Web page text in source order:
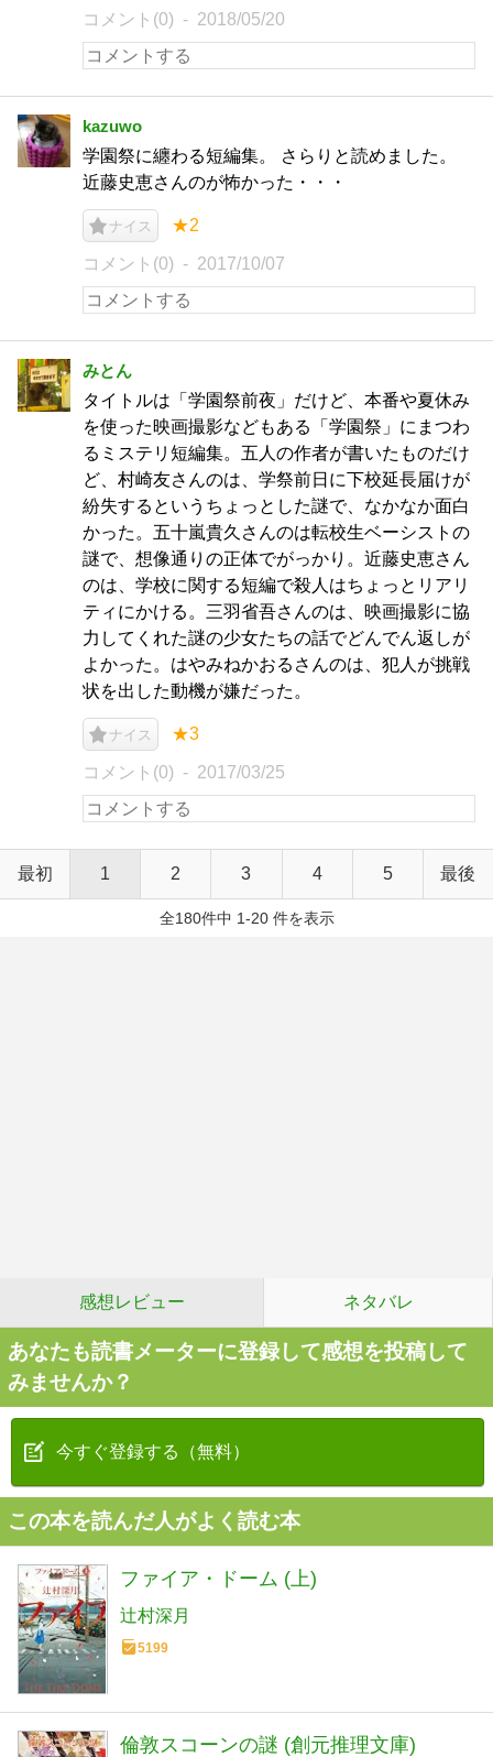
コメント(0) 2018/05/20
kazuwo
学園祭に纏わる短編集。 さらりと読めました。
近藤史恵さんのが怖かった・・・
ナイス ★2
コメント(0) 2017/10/07
みとん
タイトルは「学園祭前夜」だけど、本番や夏休み
を使った映画撮影などもある「学園祭」にまつわ
るミステリ短編集。五人の作者が書いたものだけ
ど、村崎友さんのは、学祭前日に下校延長届けが
紛失するというちょっとした謎で、なかなか面白
かった。五十嵐貴久さんのは転校生ベーシストの
謎で、想像通りの正体でがっかり。近藤史恵さん
のは、学校に関する短編で殺人はちょっとリアリ
ティにかける。三羽省吾さんのは、映画撮影に協
力してくれた謎の少女たちの話でどんでん返しが
よかった。はやみねかおるさんのは、犯人が挑戦
状を出した動機が嫌だった。
ナイス ★3
コメント(0) 2017/03/25
最初 1 2 3 4 5 最後
全180件中 1-20 件を表示
感想レビュー ネタバレ
あなたも読書メーターに登録して感想を投稿して
みませんか？
今すぐ登録する（無料）
この本を読んだ人がよく読む本
ファイア・ドーム (上)
辻村深月
5199
倫敦スコーンの謎 (創元推理文庫)